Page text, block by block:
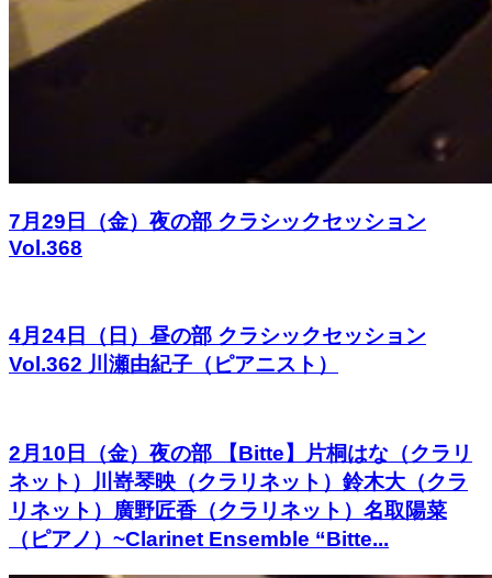
7月29日（金）夜の部 クラシックセッション
Vol.368
4月24日（日）昼の部 クラシックセッション
Vol.362 川瀬由紀子（ピアニスト）
2月10日（金）夜の部 【Bitte】片桐はな（クラリ
ネット）川嵜琴映（クラリネット）鈴木大（クラ
リネット）廣野匠香（クラリネット）名取陽菜
（ピアノ）~Clarinet Ensemble “Bitte...